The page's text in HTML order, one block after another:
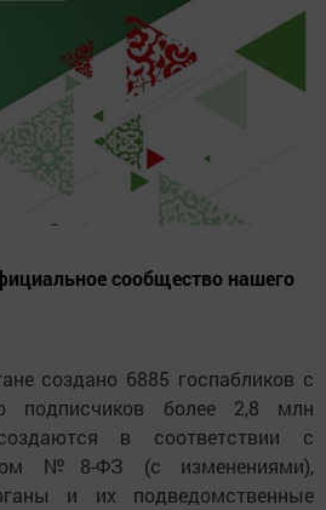
сообщество нашего
создано 6885 госпабликов с
подписчиков более 2,8 млн
в соответствии с
№8-ФЗ (с изменениями),
и их подведомственные